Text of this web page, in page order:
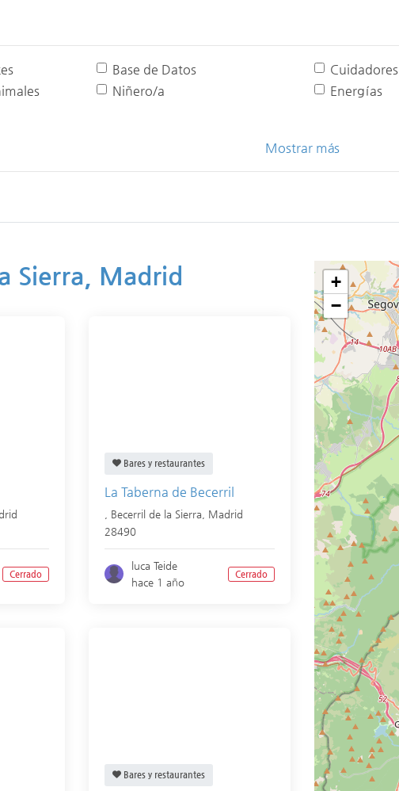
Base de Datos Cuidadores
Niñero/a Energías
Mostrar más
Sierra, Madrid
Cerrado
Bares y restaurantes
La Taberna de Becerril
Becerril de la Sierra
Madrid
28490
luca Teide
hace 1 año
Cerrado
Bares y restaurantes
+
−